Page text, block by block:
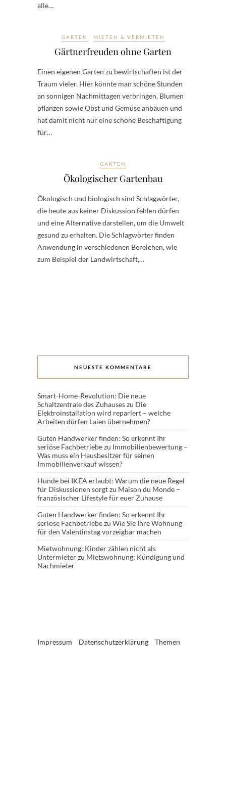
alle…
GARTEN MIETEN & VERMIETEN
Gärtnerfreuden ohne Garten
Einen eigenen Garten zu bewirtschaften ist der
Traum vieler. Hier könnte man schöne Stunden
an sonnigen Nachmittagen verbringen, Blumen
pflanzen sowie Obst und Gemüse anbauen und
hat damit nicht nur eine schöne Beschäftigung
für…
GARTEN
Ökologischer Gartenbau
Ökologisch und biologisch sind Schlagwörter,
die heute aus keiner Diskussion fehlen dürfen
und eine Alternative darstellen, um die Umwelt
gesund zu erhalten. Die Schlagwörter finden
Anwendung in verschiedenen Bereichen, wie
zum Beispiel der Landwirtschaft,…
NEUESTE KOMMENTARE
Smart-Home-Revolution: Die neue
Schaltzentrale des Zuhauseszu Die
Elektroinstallation wird repariert – welche
Arbeiten dürfen Laien übernehmen?
Guten Handwerker finden: So erkennt Ihr
seriöse Fachbetriebezu Immobilienbewertung –
Was muss ein Hausbesitzer für seinen
Immobilienverkauf wissen?
Hunde bei IKEA erlaubt: Warum die neue Regel
für Diskussionen sorgtzu Maison du Monde –
französischer Lifestyle für euer Zuhause
Guten Handwerker finden: So erkennt Ihr
seriöse Fachbetriebezu Wie Sie Ihre Wohnung
für den Valentinstag vorzeigbar machen
Mietwohnung: Kinder zählen nicht als
Untermieterzu Mietswohnung: Kündigung und
Nachmieter
Impressum Datenschutzerklärung Themen